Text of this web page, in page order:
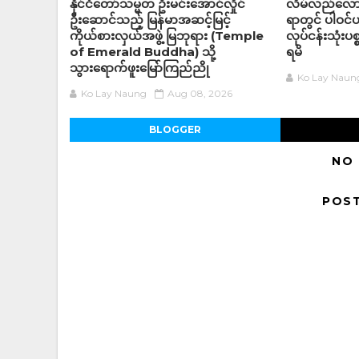
နိုင်ငံတော်သမ္မတ ဦးမင်းအောင်လှိုင်
ဦးဆောင်သည့် မြန်မာအဆင့်မြင့်
ကိုယ်စားလှယ်အဖွဲ့ မြဘုရား (Temple
of Emerald Buddha) သို့
သွားရောက်ဖူးမြော်ကြည်ညို
Ko Lay Naung Aug 08, 2026
လိမ်လည်လော
ရာတွင် ပါဝ
လုပ်ငန်းသုံးပ
ရမိ
Ko Lay
BLOGGER
NO